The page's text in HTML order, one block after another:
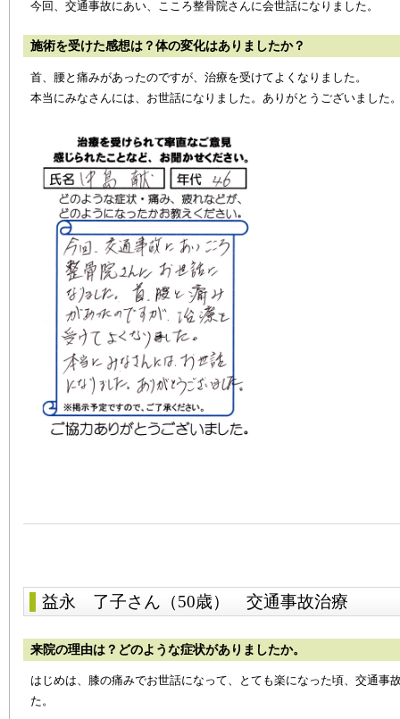
今回、交通事故にあい、こころ整骨院さんに会世話になりました。
施術を受けた感想は？体の変化はありましたか？
首、腰と痛みがあったのですが、治療を受けてよくなりました。
本当にみなさんには、お世話になりました。ありがとうございました
益永 了子さん（50歳） 交通事故治療
来院の理由は？どのような症状がありましたか。
はじめは、膝の痛みでお世話になって、とても楽になった頃、交通事
た。